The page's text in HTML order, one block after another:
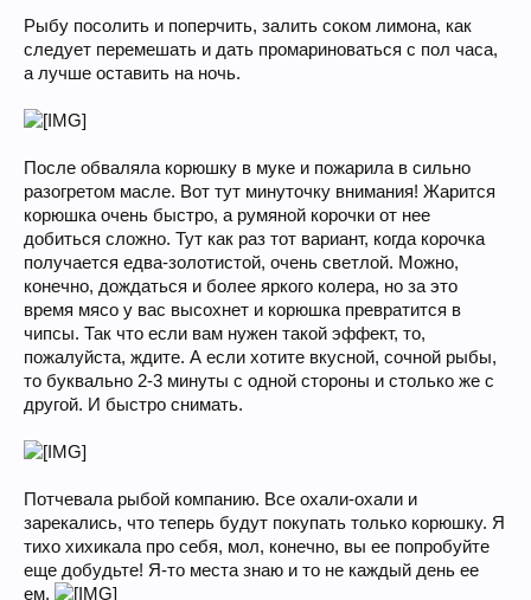
Рыбу посолить и поперчить, залить соком лимона, как
следует перемешать и дать промариноваться с пол часа,
а лучше оставить на ночь.
После обваляла корюшку в муке и пожарила в сильно
разогретом масле. Вот тут минуточку внимания! Жарится
корюшка очень быстро, а румяной корочки от нее
добиться сложно. Тут как раз тот вариант, когда корочка
получается едва-золотистой, очень светлой. Можно,
конечно, дождаться и более яркого колера, но за это
время мясо у вас высохнет и корюшка превратится в
чипсы. Так что если вам нужен такой эффект, то,
пожалуйста, ждите. А если хотите вкусной, сочной рыбы,
то буквально 2-3 минуты с одной стороны и столько же с
другой. И быстро снимать.
Потчевала рыбой компанию. Все охали-охали и
зарекались, что теперь будут покупать только корюшку. Я
тихо хихикала про себя, мол, конечно, вы ее попробуйте
еще добудьте! Я-то места знаю и то не каждый день ее
ем.